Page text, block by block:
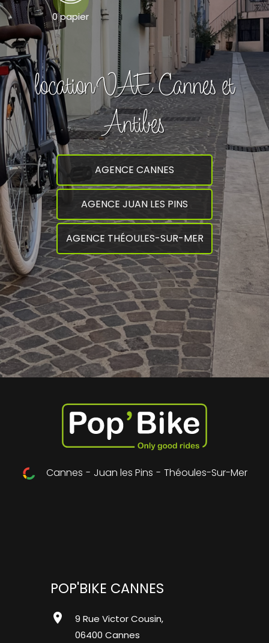
0 papier
location VAE Cannes et
Antibes
AGENCE CANNES
AGENCE JUAN LES PINS
AGENCE THÉOULES-SUR-MER
Cannes - Juan les Pins - Théoules-Sur-Mer
POP'BIKE CANNES
location_on
9 Rue Victor Cousin,
06400 Cannes